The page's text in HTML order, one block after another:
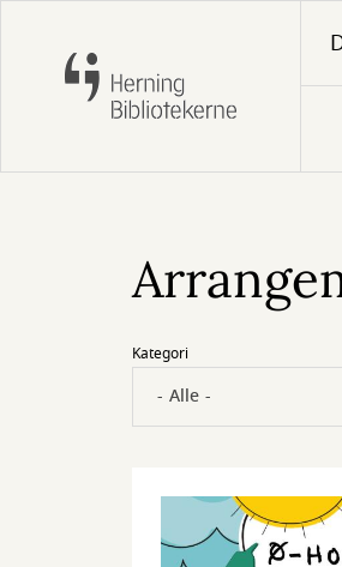
hovedindhold
Kategori